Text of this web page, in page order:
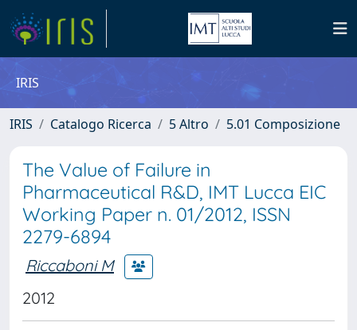
IRIS
IRIS Catalogo Ricerca 5 Altro 5.01 Composizione
The Value of Failure in
Pharmaceutical R&D, IMT Lucca EIC
Working Paper n. 01/2012, ISSN
2279-6894
Riccaboni M
2012